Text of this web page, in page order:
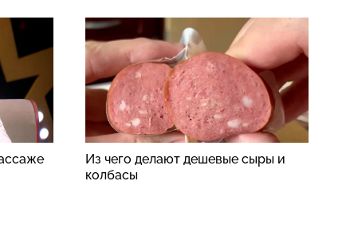
Из чего делают дешевые сыры и
колбасы